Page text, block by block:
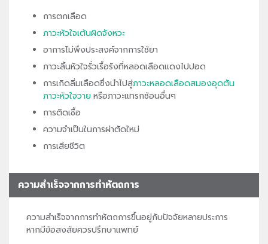
การตกเลือด
ภาวะหัวใจเต้นผิดจังหวะ
อาการไม่พึงประสงค์จากการใช้ยา
ภาวะลิ้นหัวใจรั่วเรื้อรังที่หลอดเลือดแดงไปปอด
การเกิดลิ่มเลือดซึ่งนำไปสู่ภาวะหลอดเลือดสมองอุดตัน
ภาวะหัวใจวาย หรือภาวะแทรกซ้อนอื่นๆ
การติดเชื้อ
ความจำเป็นในการผ่าตัดใหม่
การเสียชีวิต
ความสำเร็จจากการทำหัตถการ
ความสำเร็จจากการทำหัตถการขึ้นอยู่กับปัจจัยหลายประการ
หากมีข้อสงสัยควรปรึกษาแพทย์